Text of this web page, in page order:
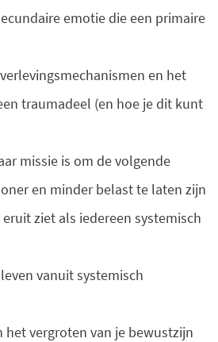
emotie die een primaire
en het
traumadeel (en hoe je dit kunt
missie is om de volgende
en minder belast te laten zijn
ziet als iedereen systemisch
vanuit systemisch
het vergroten van je bewustzijn